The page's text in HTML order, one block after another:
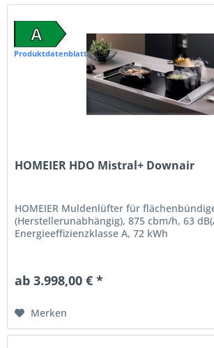
A
Produktdatenblatt
HOMEIER HDO Mistral+ Downair
HOMEIER Muldenlüfter für
(Herstellerunabhängig), 875 cbm/h, 63
Energieeffizienzklasse A, 72 kWh
ab 3.998,00 € *
Merken